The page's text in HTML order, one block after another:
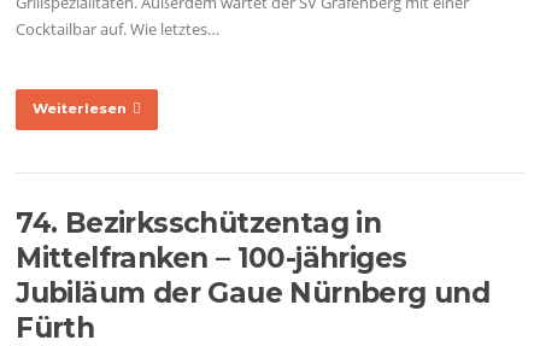
Cocktailbar auf. Wie letztes…
Weiterlesen
74. Bezirksschützentag in
Mittelfranken – 100-jähriges
Jubiläum der Gaue Nürnberg und
Fürth